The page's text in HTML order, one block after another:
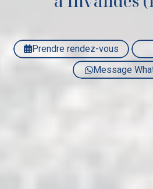
Prendre rendez-vous
Message